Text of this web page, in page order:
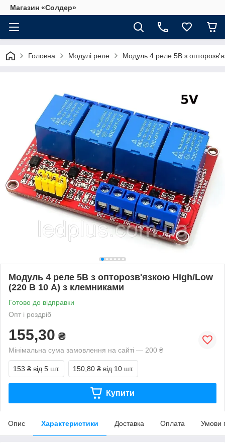
Магазин «Солдер»
Головна Модулі реле Модуль 4 реле 5В з
Модуль 4 реле 5В з опторозв'язкою High/Low
(220 В 10 А) з клемниками
Готово до відправки
Опт і роздріб
155,30 ₴
Мінімальна сума замовлення на сайті — 200 ₴
153 ₴ від 5 шт. 150,80 ₴ від 10 шт.
Купити
Опис Характеристики Доставка Оплата Умови